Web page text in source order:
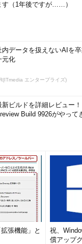
す（1年後ですが……）
内データを扱えないAIを
元化
エンタープライズ)
新ビルドを詳細レビュー
Build 9926がやって
張機能」と
祝、
償アップ